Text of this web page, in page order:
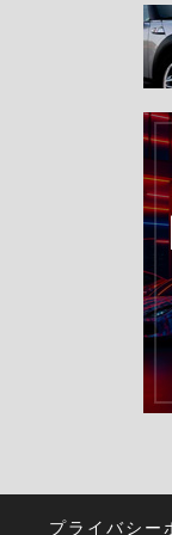
プライバシー